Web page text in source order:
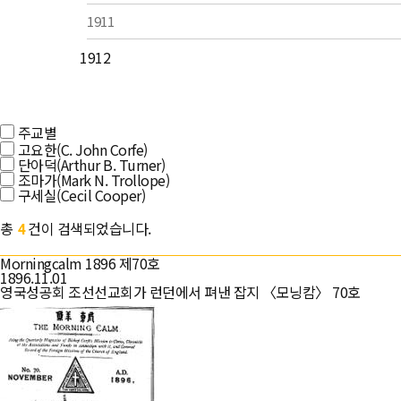
1911
1912
주교별
고요한(C. John Corfe)
단아덕(Arthur B. Turner)
조마가(Mark N. Trollope)
구세실(Cecil Cooper)
총 4건이 검색되었습니다.
Morningcalm 1896 제70호
1896.11.01
영국성공회 조선선교회가 런던에서 펴낸 잡지 〈모닝캄〉 70호